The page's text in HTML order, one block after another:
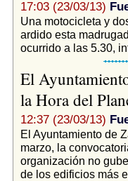
17:03 (23/03/13)
Una motocicleta y
ardido esta
ocurrido a las 5.30,
El
la Hora del
12:37 (23/03/13)
El Ayuntamiento de
marzo, la
organización no
de los edificios más